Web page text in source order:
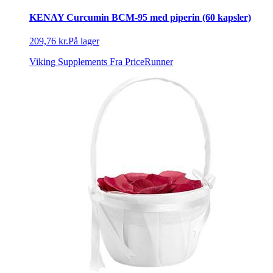
KENAY Curcumin BCM-95 med piperin (60 kapsler)
209,76 kr.På lager
Viking Supplements Fra PriceRunner